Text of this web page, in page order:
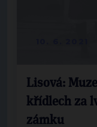
Lisová:
křídlech za
zámku